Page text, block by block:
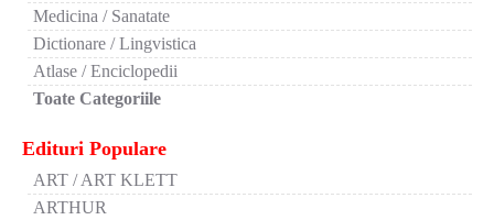
Medicina / Sanatate
Dictionare / Lingvistica
Atlase / Enciclopedii
Toate Categoriile
Edituri Populare
ART / ART KLETT
ARTHUR